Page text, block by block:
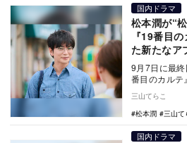
国内ドラマ
松本潤が“
『19番目
た新たなア
9月7日に最
番目のカルテ
聴者…
三山てらこ
松本潤
三山て
国内ドラマ